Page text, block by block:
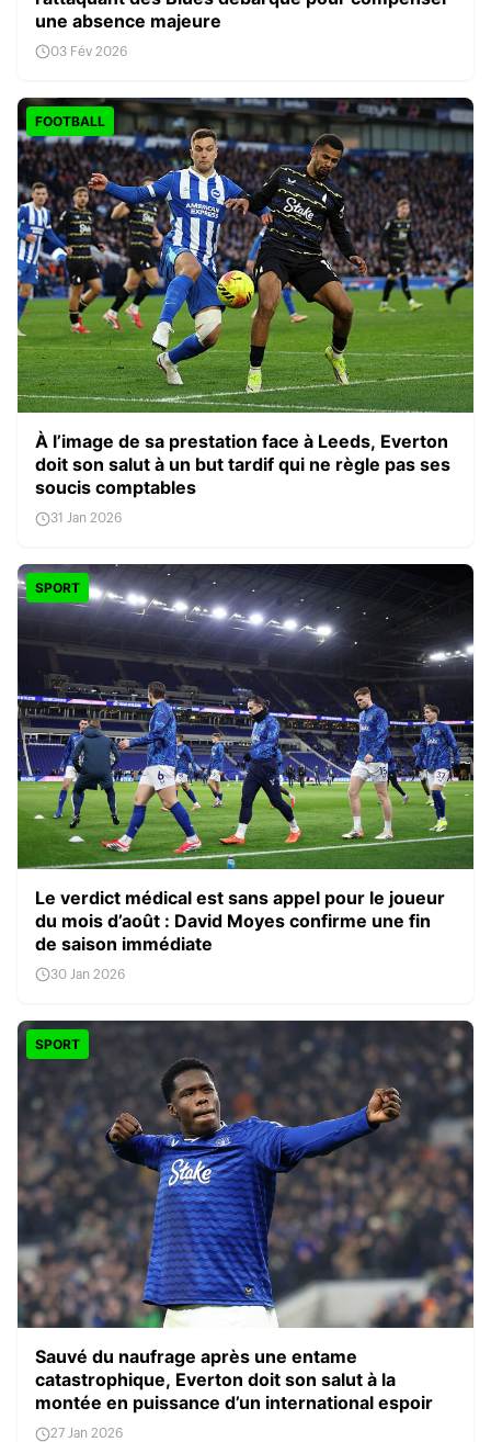
une absence majeure
03 Fév 2026
FOOTBALL
À l’image de sa prestation face à Leeds, Everton
doit son salut à un but tardif qui ne règle pas ses
soucis comptables
31 Jan 2026
SPORT
Le verdict médical est sans appel pour le joueur
du mois d’août : David Moyes confirme une fin
de saison immédiate
30 Jan 2026
SPORT
Sauvé du naufrage après une entame
catastrophique, Everton doit son salut à la
montée en puissance d’un international espoir
27 Jan 2026